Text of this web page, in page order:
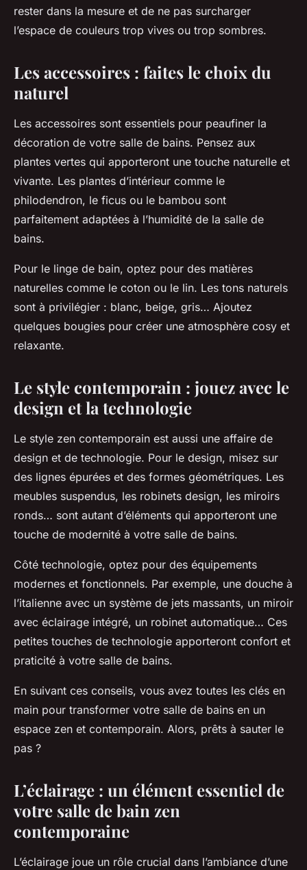
rester dans la mesure et de ne pas surcharger
l’espace de couleurs trop vives ou trop sombres.
Les accessoires : faites le choix du
naturel
Les accessoires sont essentiels pour peaufiner la
décoration de votre salle de bains. Pensez aux
plantes vertes qui apporteront une touche naturelle et
vivante. Les plantes d’intérieur comme le
philodendron, le ficus ou le bambou sont
parfaitement adaptées à l’humidité de la salle de
bains.
Pour le linge de bain, optez pour des matières
naturelles comme le coton ou le lin. Les tons naturels
sont à privilégier : blanc, beige, gris… Ajoutez
quelques bougies pour créer une atmosphère cosy et
relaxante.
Le style contemporain : jouez avec le
design et la technologie
Le style zen contemporain est aussi une affaire de
design et de technologie. Pour le design, misez sur
des lignes épurées et des formes géométriques. Les
meubles suspendus, les robinets design, les miroirs
ronds… sont autant d’éléments qui apporteront une
touche de modernité à votre salle de bains.
Côté technologie, optez pour des équipements
modernes et fonctionnels. Par exemple, une douche à
l’italienne avec un système de jets massants, un miroir
avec éclairage intégré, un robinet automatique… Ces
petites touches de technologie apporteront confort et
praticité à votre salle de bains.
En suivant ces conseils, vous avez toutes les clés en
main pour transformer votre salle de bains en un
espace zen et contemporain. Alors, prêts à sauter le
pas ?
L’éclairage : un élément essentiel de
votre salle de bain zen
contemporaine
L’éclairage joue un rôle crucial dans l’ambiance d’une